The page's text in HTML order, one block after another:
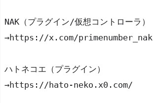
NAK（プラグイン/仮想コントローラ）
→https://x.com/primenumber_nak
ハトネコエ（プラグイン）
→https://hato-neko.x0.com/